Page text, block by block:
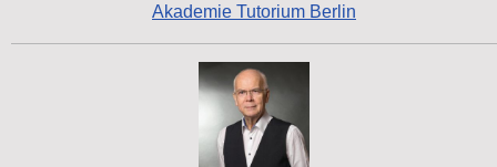
Akademie Tutorium Berlin